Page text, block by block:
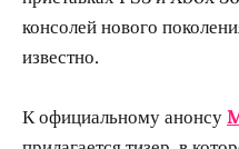
консолей нового
известно.
К официальному анонсу